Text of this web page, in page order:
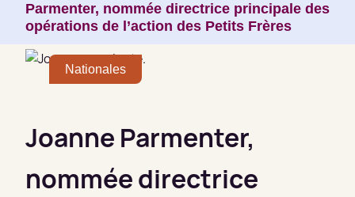
Parmenter, nommée directrice principale des
opérations de l’action des Petits Frères
Nationales
Joanne Parmenter,
nommée directrice